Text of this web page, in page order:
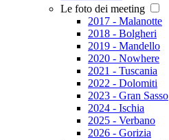
Le foto dei meeting
2017 - Malanotte
2018 - Bolgheri
2019 - Mandello
2020 - Nowhere
2021 - Tuscania
2022 - Dolomiti
2023 - Gran Sasso
2024 - Ischia
2025 - Verbano
2026 - Gorizia